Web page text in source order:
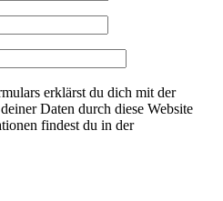
erklärst du dich mit der
Daten durch diese Website
findest du in der